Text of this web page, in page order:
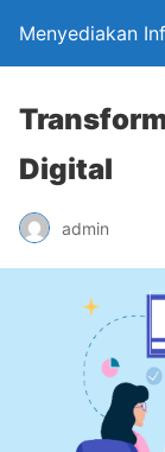
Menyediakan
Digital
admin